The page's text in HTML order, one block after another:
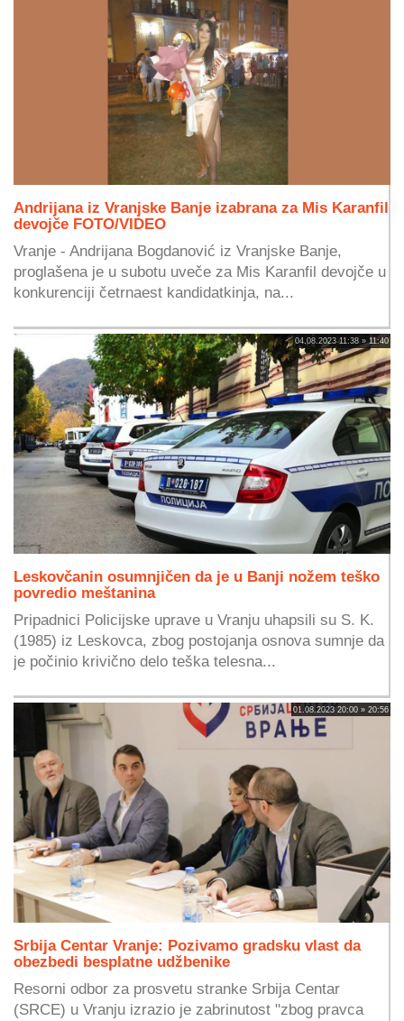
Andrijana iz Vranjske Banje izabrana za Mis Karanfil
devojče FOTO/VIDEO
Vranje - Andrijana Bogdanović iz Vranjske Banje,
proglašena je u subotu uveče za Mis Karanfil devojče u
konkurenciji četrnaest kandidatkinja, na...
04.08.2023 11:38 » 11:40
Leskovčanin osumnjičen da je u Banji nožem teško
povredio meštanina
Pripadnici Policijske uprave u Vranju uhapsili su S. K.
(1985) iz Leskovca, zbog postojanja osnova sumnje da
je počinio krivično delo teška telesna...
01.08.2023 20:00 » 20:56
Srbija Centar Vranje: Pozivamo gradsku vlast da
obezbedi besplatne udžbenike
Resorni odbor za prosvetu stranke Srbija Centar
(SRCE) u Vranju izrazio je zabrinutost "zbog pravca